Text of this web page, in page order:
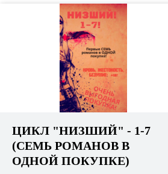
ЦИКЛ "НИЗШИЙ" - 1-7
(СЕМЬ РОМАНОВ В
ОДНОЙ ПОКУПКЕ)